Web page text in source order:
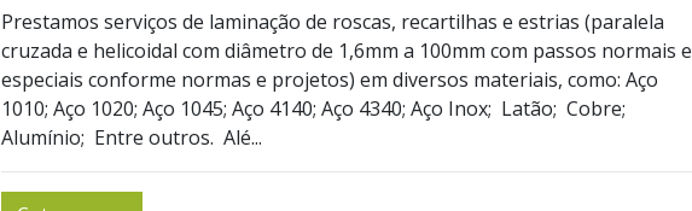
Prestamos serviços de laminação de roscas, recartilhas e estrias (paralela
cruzada e helicoidal com diâmetro de 1,6mm a 100mm com passos normais e
especiais conforme normas e projetos) em diversos materiais, como: Aço
1010; Aço 1020; Aço 1045; Aço 4140; Aço 4340; Aço Inox; Latão; Cobre;
Alumínio; Entre outros. Alé...